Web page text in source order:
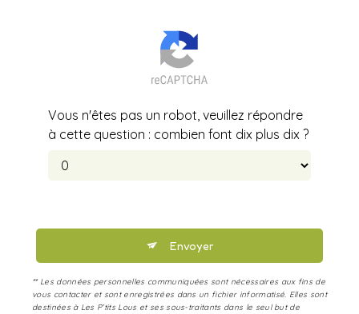
Vous n'êtes pas un robot, veuillez répondre
à cette question : combien font dix plus dix ?
Envoyer
** Les données personnelles communiquées sont nécessaires aux fins de
vous contacter et sont enregistrées dans un fichier informatisé. Elles sont
destinées à Les P’tits Lous et ses sous-traitants dans le seul but de